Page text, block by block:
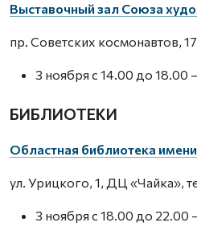
Выставочный зал Союза
пр. Советских космонавтов,
3 ноября с 14.00 до 18.00
БИБЛИОТЕКИ
Областная библиотека
ул. Урицкого, 1, ДЦ «Чайка»,
3 ноября с 18.00 до 22.00